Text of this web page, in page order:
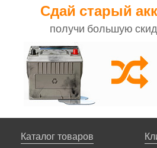
Сдай старый
получи большую
Каталог товаров